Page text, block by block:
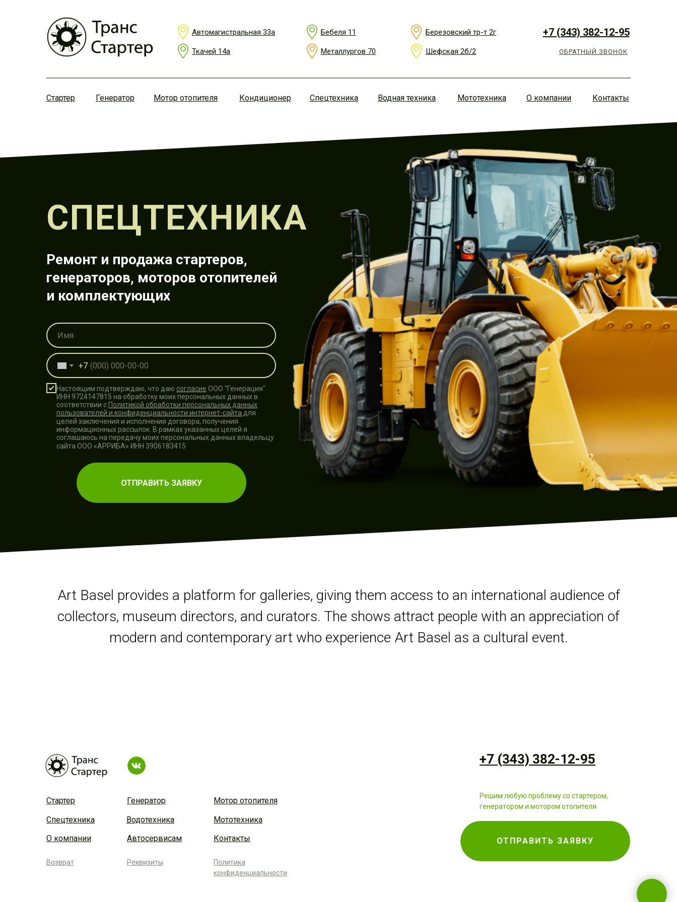
Стартер Генератор Мотор отопителя Спецтехника Водная техника Мототехника О компании Контакты
Ткачей 14а
Бебеля 11
Шефская 2б/2
Металлургов 70
Автомагистральная 33а Березовский тр-т 2г +7 (343) 382-12-95
ОБРАТНЫЙ ЗВОНОК
Кондиционер
СПЕЦТЕХНИКА
Ремонт и продажа стартеров,
генераторов, моторов отопителей
и комплектующих
+7
Настоящим подтверждаю, что даю согласие ООО "Генерация"
ИНН 9724147815 на обработку моих персональных данных в
соответствии с Политикой обработки персональных данных
пользователей и конфиденциальности интернет-сайта для
целей заключения и исполнения договора, получения
информационных рассылок. В рамках указанных целей я
соглашаюсь на передачу моих персональных данных владельцу
сайта ООО «АРРИБА» ИНН 3906183415
ОТПРАВИТЬ ЗАЯВКУ
Art Basel provides a platform for galleries, giving them access to an international audience of
collectors, museum directors, and curators. The shows attract people with an appreciation of
modern and contemporary art who experience Art Basel as a cultural event.
ОТПРАВИТЬ ЗАЯВКУ
+7 (343) 382-12-95
Стартер Генератор Мотор отопителя
Решим любую проблему со стартером,
генератором и мотором отопителя
Спецтехника Водотехника
Мототехника
О компании
Контакты
Автосервисам
Политика
конфиденциальности
Реквизиты
Возврат